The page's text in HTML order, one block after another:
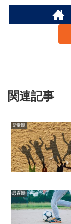
関連記事
児童期
思春期